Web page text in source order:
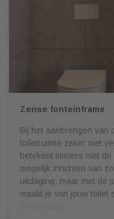
Zense fonteinframe
Bij het aanbrengen van
toiletruimte zeker niet
betekent immers niet
mogelijk inrichten van
uitdaging, maar met de
maakt je van jouw